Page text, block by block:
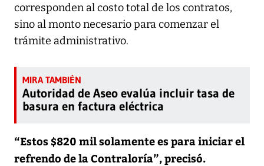
corresponden al costo total de los contratos,
sino al monto necesario para comenzar el
trámite administrativo.
Autoridad de Aseo evalúa incluir tasa de
basura en factura eléctrica
“Estos $820 mil solamente es para iniciar el
refrendo de la Contraloría”, precisó.